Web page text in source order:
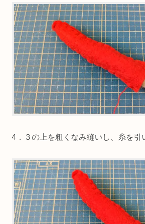
4．３の上を粗くなみ縫いし、糸を引